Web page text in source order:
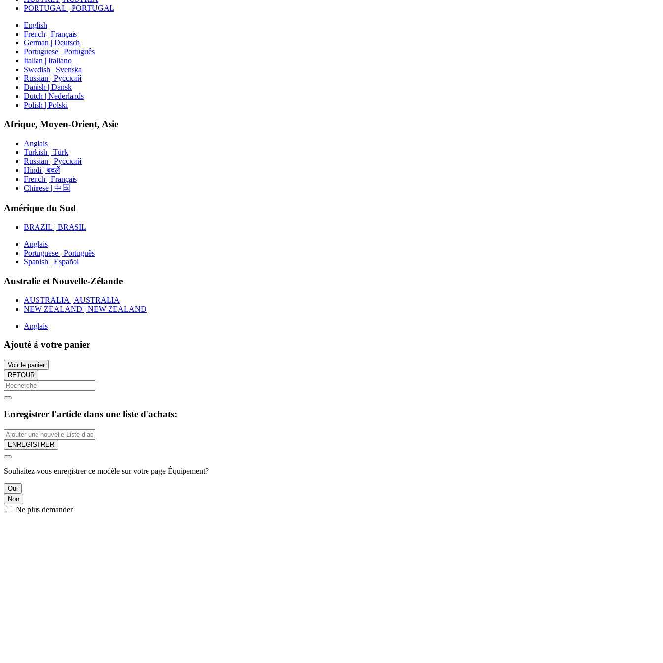
PORTUGAL | PORTUGAL
English
French | Français
German | Deutsch
Portuguese | Português
Italian | Italiano
Swedish | Svenska
Russian | Русский
Danish | Dansk
Dutch | Nederlands
Polish | Polski
Afrique, Moyen-Orient, Asie
Anglais
Turkish | Türk
Russian | Русский
Hindi | बदलें
French | Français
Chinese | 中国
Amérique du Sud
BRAZIL | BRASIL
Anglais
Portuguese | Português
Spanish | Español
Australie et Nouvelle-Zélande
AUSTRALIA | AUSTRALIA
NEW ZEALAND | NEW ZEALAND
Anglais
Ajouté à votre panier
Voir le panier
RETOUR
Enregistrer l'article dans une liste d'achats:
ENREGISTRER
Souhaitez-vous enregistrer ce modèle sur votre page Équipement?
Oui
Non
Ne plus demander